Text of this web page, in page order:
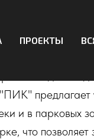
ПРОЕКТЫ
предлагает
и в парковых
что позволяет